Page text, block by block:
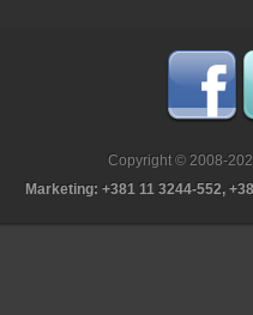
Copyright © 2008-
Marketing: +381 11 3244-552,